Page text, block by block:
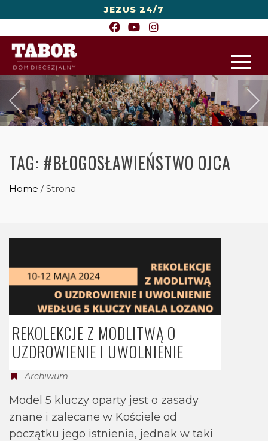
JEZUS 24/7
TAG: #BŁOGOSŁAWIEŃSTWO OJCA
Home /Strona
REKOLEKCJE Z MODLITWĄ O
UZDROWIENIE I UWOLNIENIE
Archiwum
Model 5 kluczy oparty jest o zasady
znane i zalecane w Kościele od
początku jego istnienia, jednak w taki